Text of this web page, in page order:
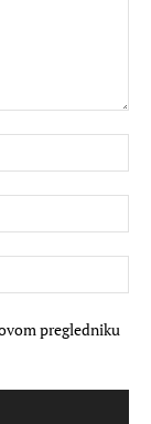
pregledniku